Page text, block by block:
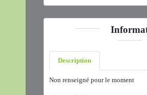
Description
Non renseigné pour le moment